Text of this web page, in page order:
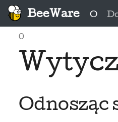
BeeWare O
O
Odnosząc